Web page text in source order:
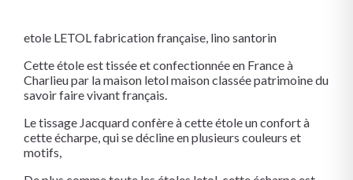
etole LETOL fabrication française, lino santorin
Cette étole est tissée et confectionnée en France à
Charlieu par la maison letol maison classée patrimoine du
savoir faire vivant français.
Le tissage Jacquard confère à cette étole un confort à
cette écharpe, qui se décline en plusieurs couleurs et
motifs,